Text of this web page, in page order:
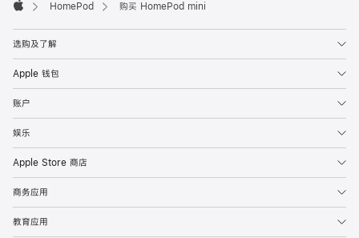
HomePod 购买 HomePod mini
选购及了解
Apple 钱包
账户
娱乐
Apple Store 商店
商务应用
教育应用